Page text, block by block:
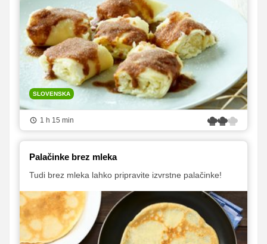
SLOVENSKA
1 h 15 min
Palačinke brez mleka
Tudi brez mleka lahko pripravite izvrstne palačinke!